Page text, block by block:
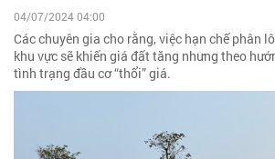
04/07/2024 04:00
Các chuyên gia cho rằng, việc hạn chế phân
khu vực sẽ khiến giá đất tăng nhưng theo
tình trạng đầu cơ “thổi” giá.